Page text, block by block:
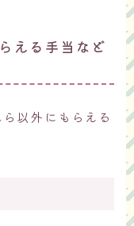
える手当など
以外にもらえる